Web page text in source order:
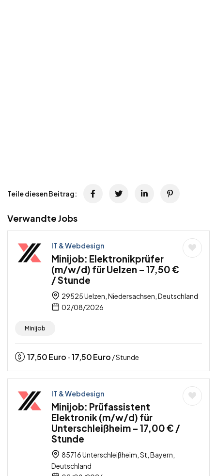
Teile diesen Beitrag:
Verwandte Jobs
IT & Webdesign
Minijob: Elektronikprüfer
(m/w/d) für Uelzen – 17,50 €
/ Stunde
29525 Uelzen, Niedersachsen, Deutschland
02/08/2026
Minijob
17,50Euro -17,50Euro / Stunde
IT & Webdesign
Minijob: Prüfassistent
Elektronik (m/w/d) für
Unterschleißheim – 17,00 € /
Stunde
85716 Unterschleißheim, St, Bayern,
Deutschland